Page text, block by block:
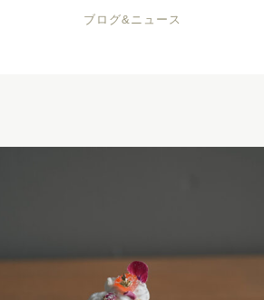
ブログ&ニュース